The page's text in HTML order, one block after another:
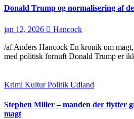
Donald Trump og normalisering af
jan 12, 2026 Hancock
/af Anders Hancock En kronik om
med politisk fornuft Donald Trump er
Krimi KulturPolitik Udland
Stephen Miller – manden der flytter
magt